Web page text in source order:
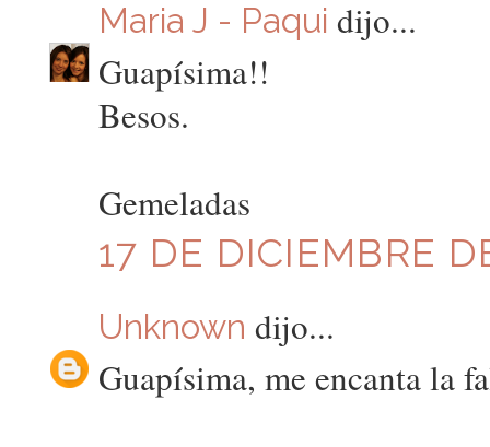
Maria J - Paqui dijo...
Guapísima!!
Besos.
Gemeladas
17 DE DICIEMBRE
Unknown dijo...
Guapísima, me encanta la